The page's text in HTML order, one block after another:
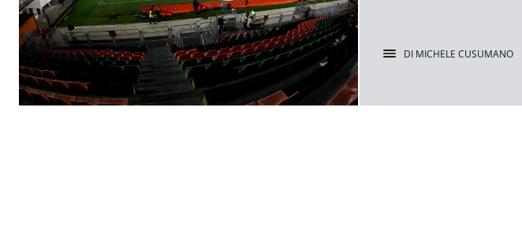
DI MICHELE CUSUMANO